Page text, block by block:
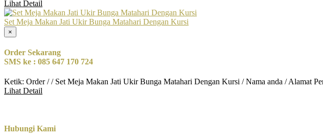
Lihat Detail
Set Meja Makan Jati Ukir Bunga Matahari Dengan Kursi
×
Order Sekarang
SMS ke : 085 647 170 724
Ketik: Order / / Set Meja Makan Jati Ukir Bunga Matahari Dengan Kursi / Nama anda / Alamat
Lihat Detail
Hubungi Kami